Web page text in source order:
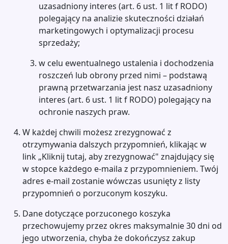
uzasadniony interes (art. 6 ust. 1 lit f RODO)
polegający na analizie skuteczności działań
marketingowych i optymalizacji procesu
sprzedaży;
w celu ewentualnego ustalenia i dochodzenia
roszczeń lub obrony przed nimi – podstawą
prawną przetwarzania jest nasz uzasadniony
interes (art. 6 ust. 1 lit f RODO) polegający na
ochronie naszych praw.
W każdej chwili możesz zrezygnować z
otrzymywania dalszych przypomnień, klikając w
link „Kliknij tutaj, aby zrezygnować" znajdujący się
w stopce każdego e-maila z przypomnieniem. Twój
adres e-mail zostanie wówczas usunięty z listy
przypomnień o porzuconym koszyku.
Dane dotyczące porzuconego koszyka
przechowujemy przez okres maksymalnie 30 dni od
jego utworzenia, chyba że dokończysz zakup